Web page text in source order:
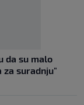
da su malo
za suradnju"